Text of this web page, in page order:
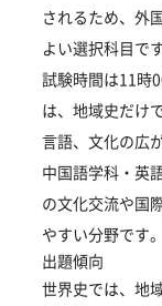
されるため、外
よい選択科目です
試験時間は11時
は、地域史だけ
言語、文化の広
中国語学科・英
の文化交流や国
やすい分野です。
出題傾向
世界史では、地